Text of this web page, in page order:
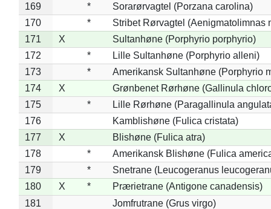
169
*
Sorarørvagtel (Porzana carolina)
170
*
Stribet Rørvagtel (Aenigmatolimnas
171
X
Sultanhøne (Porphyrio porphyrio)
172
*
Lille Sultanhøne (Porphyrio alleni)
173
*
Amerikansk Sultanhøne (Porphyrio
174
X
Grønbenet Rørhøne (Gallinula
175
*
Lille Rørhøne (Paragallinula
176
Kamblishøne (Fulica cristata)
177
X
Blishøne (Fulica atra)
178
*
Amerikansk Blishøne (Fulica
179
*
Snetrane (Leucogeranus
180
X *
Prærietrane (Antigone canadensis)
181
Jomfrutrane (Grus virgo)